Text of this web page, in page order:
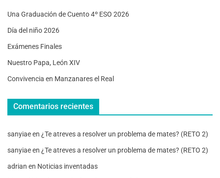
Una Graduación de Cuento 4º ESO 2026
Día del niño 2026
Exámenes Finales
Nuestro Papa, León XIV
Convivencia en Manzanares el Real
Comentarios recientes
sanyiaeen ¿Te atreves a resolver un problema de mates? (RETO 2)
sanyiaeen ¿Te atreves a resolver un problema de mates? (RETO 2)
adrian en Noticias inventadas